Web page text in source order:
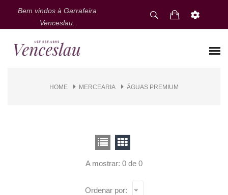
Bem vindos à Garrafeira
Venceslau.
HOME MERCEARIA ÁGUAS PREMIUM
A mostrar: 0 de 0
Ordenar por: